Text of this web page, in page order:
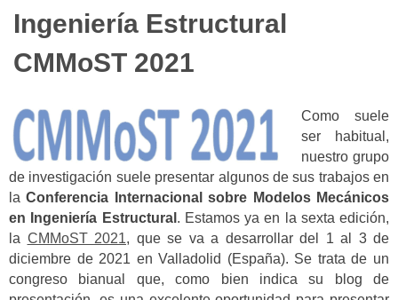
Ingeniería Estructural
CMMoST 2021
Como suele
ser habitual,
nuestro grupo
de investigación suele presentar algunos de sus trabajos en
laConferencia Internacional sobre Modelos Mecánicos
en Ingeniería Estructural . Estamos ya en la sexta edición,
la CMMoST 2021, que se va a desarrollar del 1 al 3 de
diciembre de 2021 en Valladolid (España). Se trata de un
congreso bianual que, como bien indica su blog de